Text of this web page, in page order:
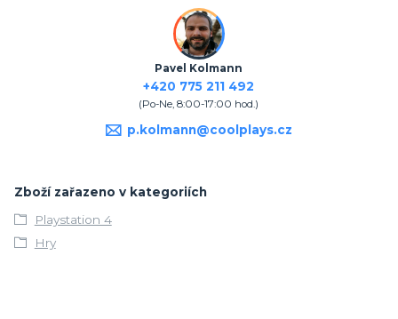
Pavel Kolmann
+420 775 211 492
(Po-Ne, 8:00-17:00 hod.)
p.kolmann@coolplays.cz
Zboží zařazeno v kategoriích
Playstation 4
Hry